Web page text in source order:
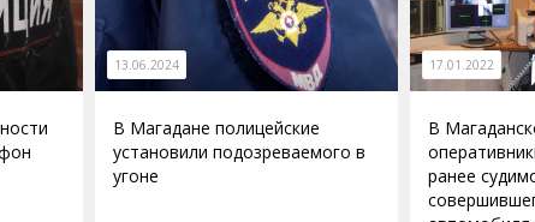
13.06.2024
В Магадане полицейские
установили подозреваемого в
угоне
17.01.2022
В
ранее